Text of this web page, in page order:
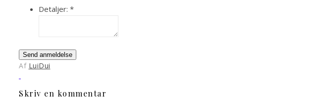
Detaljer: *
Send anmeldelse
Af LuiDui
Skriv en kommentar